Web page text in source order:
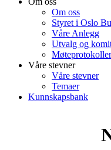
Om oss
Styret i Oslo
Våre Anlegg
Utvalg og
Våre stevner
Våre stevner
Temaer
Kunnskapsbank